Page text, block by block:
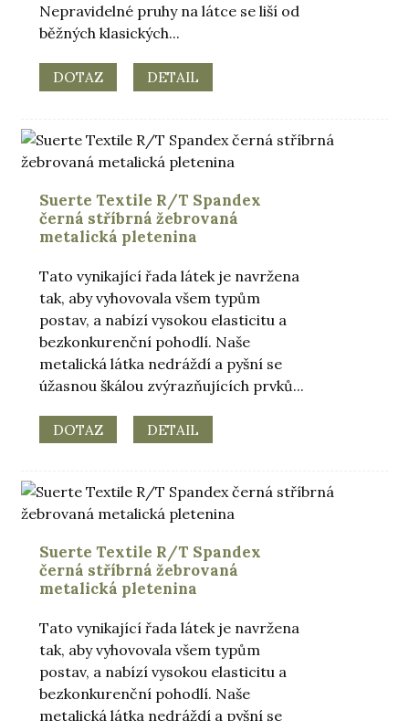
Nepravidelné pruhy na látce se liší od
běžných klasických...
DOTAZ DETAIL
Suerte Textile R/T Spandex
černá stříbrná žebrovaná
metalická pletenina
Tato vynikající řada látek je navržena
tak, aby vyhovovala všem typům
postav, a nabízí vysokou elasticitu a
bezkonkurenční pohodlí. Naše
metalická látka nedráždí a pyšní se
úžasnou škálou zvýrazňujících prvků...
DOTAZ DETAIL
Suerte Textile R/T Spandex
černá stříbrná žebrovaná
metalická pletenina
Tato vynikající řada látek je navržena
tak, aby vyhovovala všem typům
postav, a nabízí vysokou elasticitu a
bezkonkurenční pohodlí. Naše
metalická látka nedráždí a pyšní se